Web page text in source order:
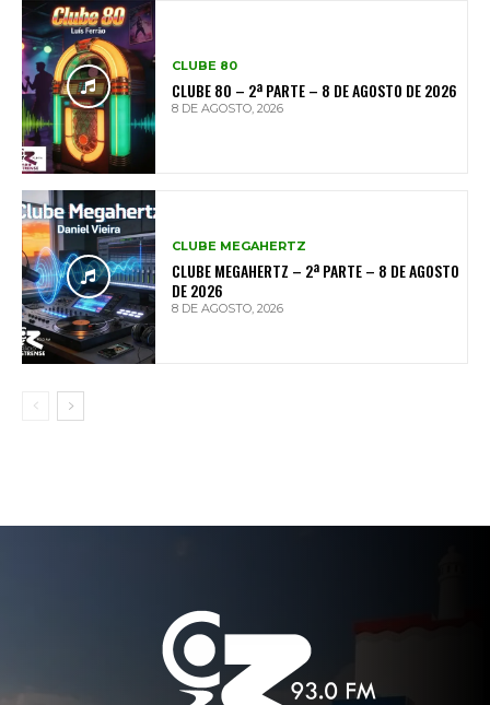
CLUBE 80
CLUBE 80 – 2ª PARTE – 8 DE AGOSTO DE 2026
8 DE AGOSTO, 2026
CLUBE MEGAHERTZ
CLUBE MEGAHERTZ – 2ª PARTE – 8 DE AGOSTO
DE 2026
8 DE AGOSTO, 2026